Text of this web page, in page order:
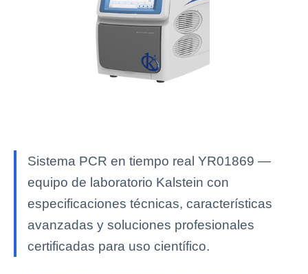
Sistema PCR en tiempo real YR01869 —
equipo de laboratorio Kalstein con
especificaciones técnicas, características
avanzadas y soluciones profesionales
certificadas para uso científico.